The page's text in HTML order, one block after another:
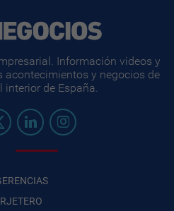
Información videos y
acontecimientos y negocios de
interior de España.